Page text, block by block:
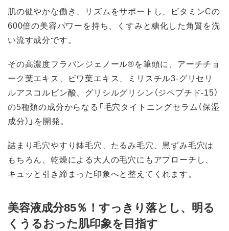
肌の健やかな働き、リズムをサポートし、ビタミンCの
600倍の美容パワーを持ち、くすみと糖化した角質を洗
い流す成分です。
その高濃度フラバンジェノール®を筆頭に、アーチチョ
ーク葉エキス、ビワ葉エキス、ミリスチル3‐グリセリ
ルアスコルビン酸、グリシルグリシン（ジペプチド-15）
の5種類の成分からなる「毛穴タイトニングセラム（保湿
成分）」を開発。
詰まり毛穴やすり鉢毛穴、たるみ毛穴、黒ずみ毛穴は
もちろん、乾燥による大人の毛穴にもアプローチし、
キュッと引き締まった印象へと整えてくれます。
美容液成分85％！すっきり落とし、明る
くうるおった肌印象を目指す